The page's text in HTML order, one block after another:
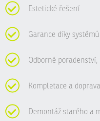
Estetické řešení
Garance díky
Odborné
Kompletace a doprava
Demontáž starého a